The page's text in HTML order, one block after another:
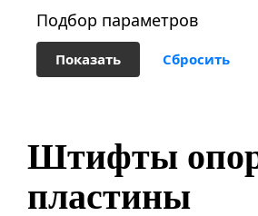
Подбор параметров
Штифты
пластины